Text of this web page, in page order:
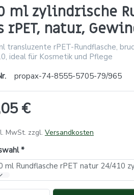
ml zylindrische
rPET, natur,
transluzente rPET-Rundflasche,
ideal für Kosmetik und Pflege
propax-74-8555-5705-79/965
€
MwSt. zzgl. Versandkosten
ml Rundflasche rPET natur 24/410